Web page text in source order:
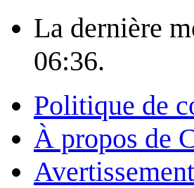
La dernière
06:36.
Politique de
À propos de